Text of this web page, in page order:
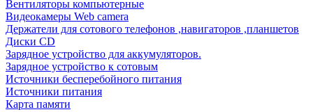
Вентиляторы компьютерные
Видеокамеры Web camera
Держатели для сотового телефонов ,навигаторов ,планшетов
Диски CD
Зарядное устройство для аккумуляторов.
Зарядное устройство к сотовым
Источники бесперебойного питания
Источники питания
Карта памяти